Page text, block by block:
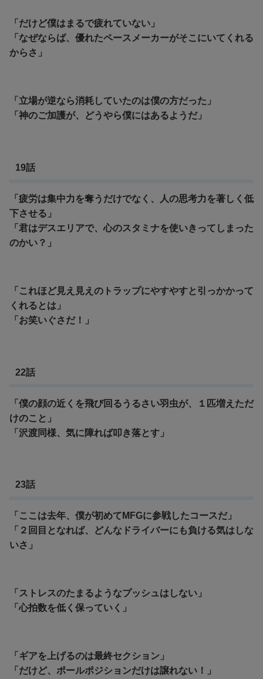
「だけど僕はまるで疲れていない」
「なぜならば、優れたペースメーカーがそこにいてくれる
からさ」
「立場が逆なら消耗していたのは僕の方だった」
「神のご加護が、どうやら僕にはあるようだ」
19話
「疲労は集中力を奪うだけでなく、人の思考力を著しく低
下させる」
「君はデスエリアで、心のスタミナを使いきってしまった
のかい？」
「これほど見え見えのトラップにやすやすと引っかかって
くれるとは」
「お笑いぐさだ！」
22話
「僕の顔の近くを飛び回るうるさい羽虫が、１匹増えただ
けのこと」
「沢渡同様、気に障れば叩き落とす」
23話
「ここは去年、僕が初めてMFGに参戦したコースだ」
「２回目となれば、どんなドライバーにも負ける気はしな
いさ」
「ストレスのたまるようなプッシュはしない」
「心拍数を低く保っていく」
「ギアを上げるのは最終セクション」
「だけど、ポールポジションだけは譲れない！」